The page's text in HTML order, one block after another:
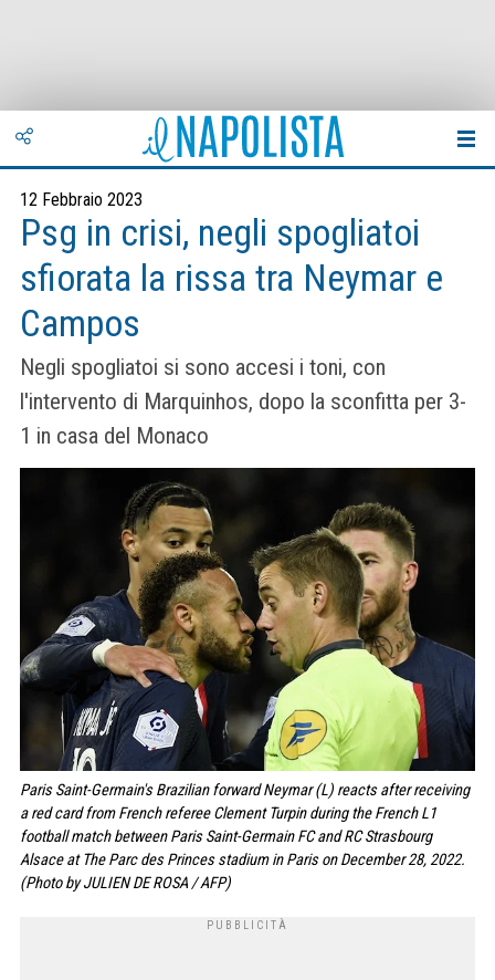
12 Febbraio 2023
Psg in crisi, negli spogliatoi
sfiorata la rissa tra Neymar e
Campos
Negli spogliatoi si sono accesi i toni, con
l'intervento di Marquinhos, dopo la sconfitta per 3-
1 in casa del Monaco
Paris Saint-Germain's Brazilian forward Neymar (L) reacts after receiving
a red card from French referee Clement Turpin during the French L1
football match between Paris Saint-Germain FC and RC Strasbourg
Alsace at The Parc des Princes stadium in Paris on December 28, 2022.
(Photo by JULIEN DE ROSA / AFP)